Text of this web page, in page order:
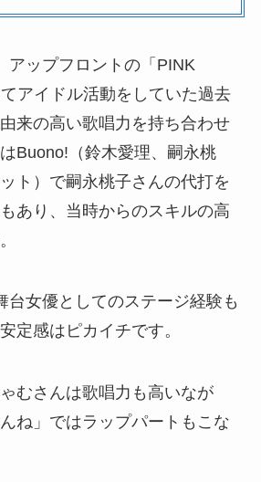
アップフロントの「PINK
アイドル活動をしていた過去
来の高い歌唱力を持ち合わせ
Buono!（鈴木愛理、嗣永桃
ト）で嗣永桃子さんの代打を
あり、当時からのスキルの高
台女優としてのステージ経験も
定感はピカイチです。
むさんは歌唱力も高いなが
ね」ではラップパートもこな